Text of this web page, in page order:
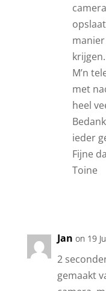
krijgen.
M’n
met
heel
ieder
Fijne
Toine
Jan on 19
2
gemaakt